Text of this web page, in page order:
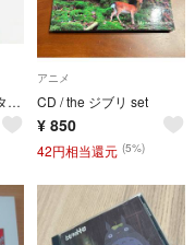
【美品】アニメ『スタジオジブリソングス』ベスト盤サントラCD／廃盤／希少盤
アニメ
CD / the ジブリ set
¥ 850
42円相当還元 (5%)